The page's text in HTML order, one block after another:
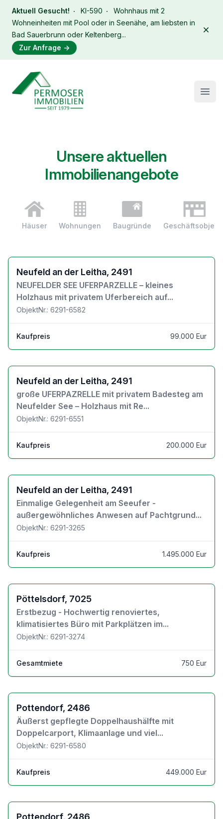
Aktuell Gesucht! KI-590
Wohnhaus mit 2
Wohneinheiten mit Pool oder in Seenähe, am liebsten in
Bad Sauerbrunn oder Keltenberg...
Zur Anfrage →
Immobilien Permoser Logo
Unsere aktuellen
Immobilienangebote
Häuser Wohnungen Baugründe
Zu den Objektdetails
Neufeld an der Leitha, 2491
NEUFELDER SEE UFERPARZELLE – kleines
Holzhaus mit privatem Uferbereich auf...
ObjektNr.: 6291-6582
Kaufpreis 99.000 Eur
Zu den Objektdetails
Neufeld an der Leitha, 2491
große UFERPAZRELLE mit privatem Badesteg am
Neufelder See – Holzhaus mit Re...
ObjektNr.: 6291-6551
Kaufpreis 200.000 Eur
Zu den Objektdetails
Neufeld an der Leitha, 2491
Einmalige Gelegenheit am Seeufer -
außergewöhnliches Anwesen auf Pachtgrund...
ObjektNr.: 6291-3265
Kaufpreis 1.495.000 Eur
Zu den Objektdetails
Pöttelsdorf, 7025
Erstbezug - Hochwertig renoviertes,
klimatisiertes Büro mit Parkplätzen im...
ObjektNr.: 6291-3274
Gesamtmiete 750 Eur
Zu den Objektdetails
Pottendorf, 2486
Äußerst gepflegte Doppelhaushälfte mit
Doppelcarport, Klimaanlage und viel...
ObjektNr.: 6291-6580
Kaufpreis 449.000 Eur
Zu den Objektdetails
Pottendorf, 2486